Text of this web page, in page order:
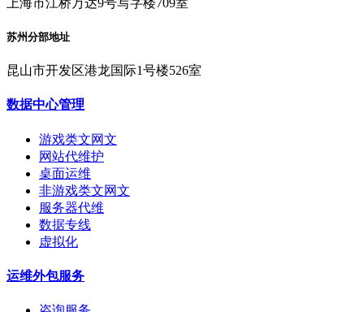
苏州分部地址
昆山市开发区港龙国际1号楼526室
数据中心管理
游戏类文网文
网站代维护
桌面运维
非游戏类文网文
服务器代维
数据专线
虚拟化
运维外包服务